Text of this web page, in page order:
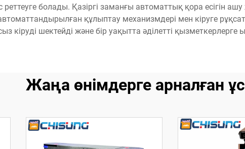
болады. Қазіргі заманғы автоматтық қора есігін
құлыптау механизмдері мен кіруге
кіруді шектейді және бір уақытта әділетті қызметкерлерге
Жаңа өнімдерге арналған